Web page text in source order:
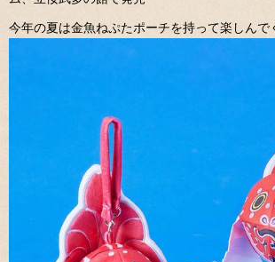
今年の夏は金魚ねぷたポーチを持って楽しんで